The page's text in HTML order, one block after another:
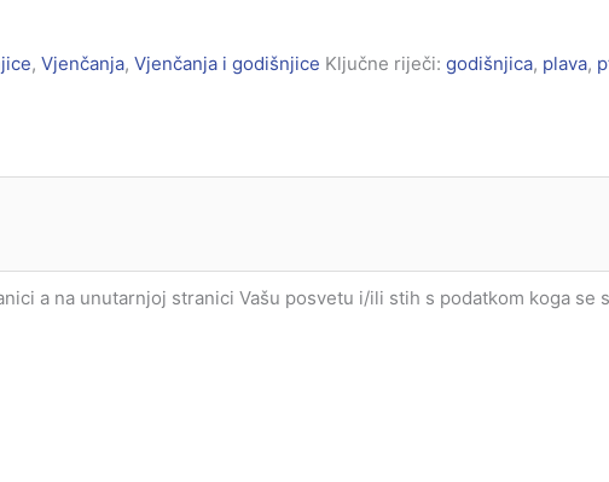
, Vjenčanja, Vjenčanja i godišnjice Ključne riječi: godišnjica, plava,
a na unutarnjoj stranici Vašu posvetu i/ili stih s podatkom koga se